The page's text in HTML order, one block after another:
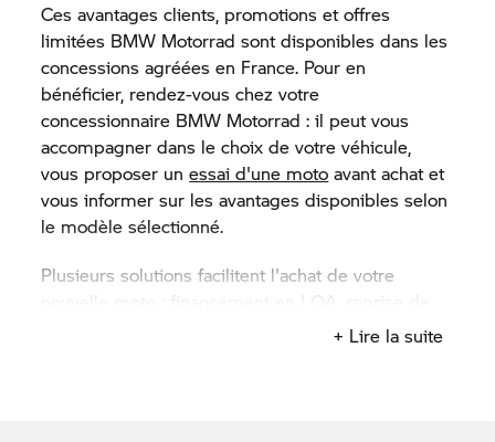
Ces avantages clients, promotions et offres
limitées BMW Motorrad sont disponibles dans les
concessions agréées en France. Pour en
bénéficier, rendez-vous chez votre
concessionnaire BMW Motorrad : il peut vous
accompagner dans le choix de votre véhicule,
vous proposer unessai d'une moto avant achat et
vous informer sur les avantages disponibles selon
le modèle sélectionné.
Plusieurs solutions facilitent l'achat de votre
nouvelle moto : financement en LOA,
, assurance moto adaptée.
+ Lire la suite